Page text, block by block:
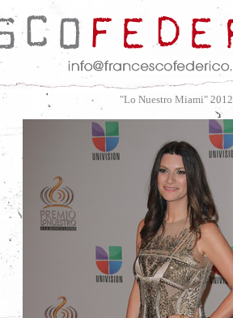
"Lo Nuestro Miami" 2012